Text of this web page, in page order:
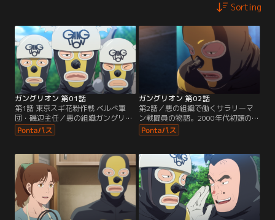
Sorting
ガングリオン 第01話
第1話 東京スギ花粉作戦 ベルべ軍
団・磯辺主任／悪の組織ガングリオ
ンの戦闘員・磯辺。世界征服を目指
す悪の組織の戦闘員にもサラリーマ
ガングリオン 第02話
第2話／悪の組織で働くサラリーマ
ン戦闘員の物語。2000年代初頭の東
京。世界征服を目論む「株式会社ガ
ングリオン」の戦闘員・磯辺。彼の
スギ花粉作戦」や「富士山爆破作
戦」に臨むも、ヒーロー・ホープマ
ンの正義という名の一撃にあっさり
惨敗。コンプラ黎明期、上司の無茶
にもひたすら耐えて奮闘する…すべ
てのはたらく人々に捧ぐ…。